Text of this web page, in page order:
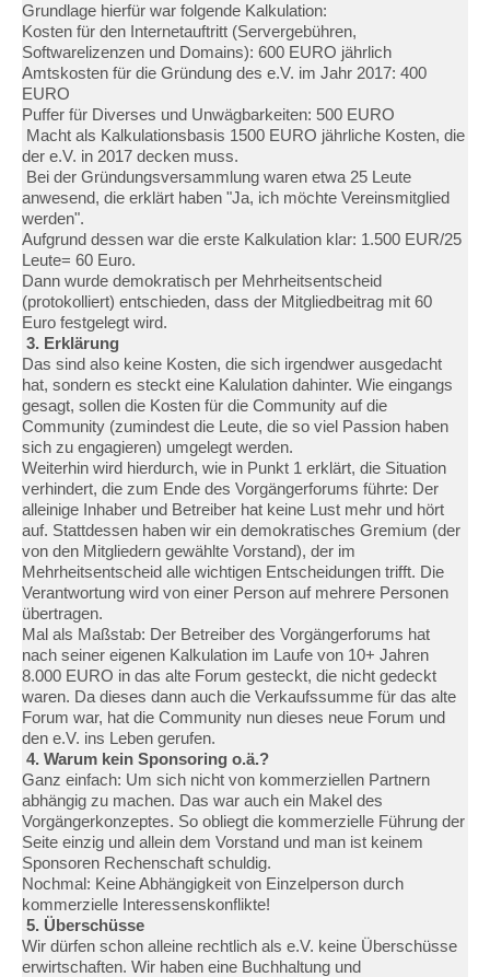
Grundlage hierfür war folgende Kalkulation:
Kosten für den Internetauftritt (Servergebühren,
Softwarelizenzen und Domains): 600 EURO jährlich
Amtskosten für die Gründung des e.V. im Jahr 2017: 400
EURO
Puffer für Diverses und Unwägbarkeiten: 500 EURO
Macht als Kalkulationsbasis 1500 EURO jährliche Kosten, die
der e.V. in 2017 decken muss.
Bei der Gründungsversammlung waren etwa 25 Leute
anwesend, die erklärt haben "Ja, ich möchte Vereinsmitglied
werden".
Aufgrund dessen war die erste Kalkulation klar: 1.500 EUR/25
Leute= 60 Euro.
Dann wurde demokratisch per Mehrheitsentscheid
(protokolliert) entschieden, dass der Mitgliedbeitrag mit 60
Euro festgelegt wird.
3. Erklärung
Das sind also keine Kosten, die sich irgendwer ausgedacht
hat, sondern es steckt eine Kalulation dahinter. Wie eingangs
gesagt, sollen die Kosten für die Community auf die
Community (zumindest die Leute, die so viel Passion haben
sich zu engagieren) umgelegt werden.
Weiterhin wird hierdurch, wie in Punkt 1 erklärt, die Situation
verhindert, die zum Ende des Vorgängerforums führte: Der
alleinige Inhaber und Betreiber hat keine Lust mehr und hört
auf. Stattdessen haben wir ein demokratisches Gremium (der
von den Mitgliedern gewählte Vorstand), der im
Mehrheitsentscheid alle wichtigen Entscheidungen trifft. Die
Verantwortung wird von einer Person auf mehrere Personen
übertragen.
Mal als Maßstab: Der Betreiber des Vorgängerforums hat
nach seiner eigenen Kalkulation im Laufe von 10+ Jahren
8.000 EURO in das alte Forum gesteckt, die nicht gedeckt
waren. Da dieses dann auch die Verkaufssumme für das alte
Forum war, hat die Community nun dieses neue Forum und
den e.V. ins Leben gerufen.
4. Warum kein Sponsoring o.ä.?
Ganz einfach: Um sich nicht von kommerziellen Partnern
abhängig zu machen. Das war auch ein Makel des
Vorgängerkonzeptes. So obliegt die kommerzielle Führung der
Seite einzig und allein dem Vorstand und man ist keinem
Sponsoren Rechenschaft schuldig.
Nochmal: Keine Abhängigkeit von Einzelperson durch
kommerzielle Interessenskonflikte!
5. Überschüsse
Wir dürfen schon alleine rechtlich als e.V. keine Überschüsse
erwirtschaften. Wir haben eine Buchhaltung und